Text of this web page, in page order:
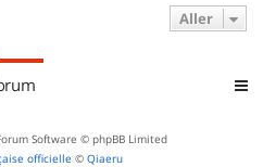
Aller
Software © phpBB Limited
officielle © Qiaeru